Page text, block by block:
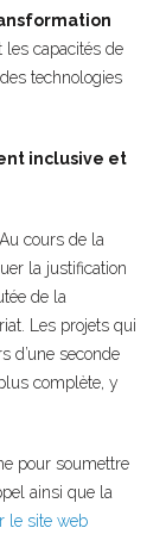
les capacités de
technologies
inclusive et
. Au cours de la
la justification
de la
Les projets qui
d’une seconde
complète, y
pour soumettre
ainsi que la
le site web